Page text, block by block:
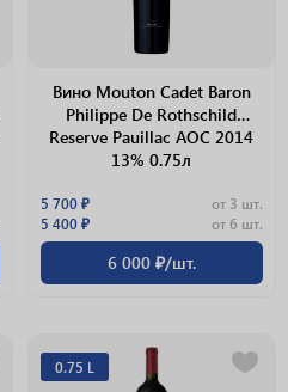
Вино Mouton Cadet Baron
Philippe De Rothschild
Reserve Pauillac АОС 2014
13% 0.75л
5 700 ₽
от 3 шт.
5 400 ₽
от 6 шт.
6 000 ₽/шт.
0.75 L